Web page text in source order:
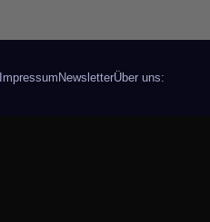
Impressum NewsletterÜber uns: